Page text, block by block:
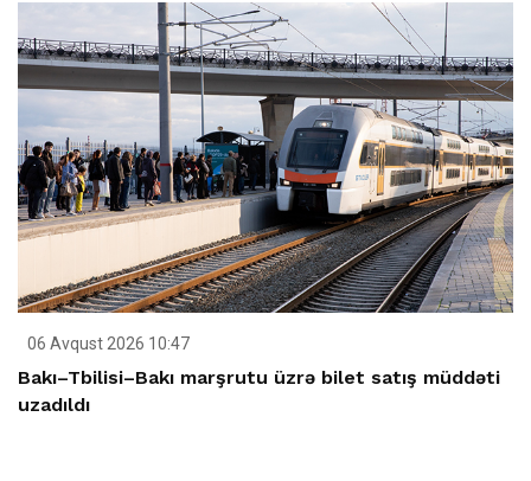
06 Avqust 2026 10:47
Bakı–Tbilisi–Bakı marşrutu üzrə bilet satış müddəti
uzadıldı